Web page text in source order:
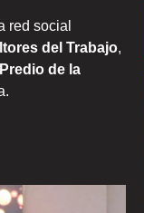
red social
del Trabajo,
Predio de la